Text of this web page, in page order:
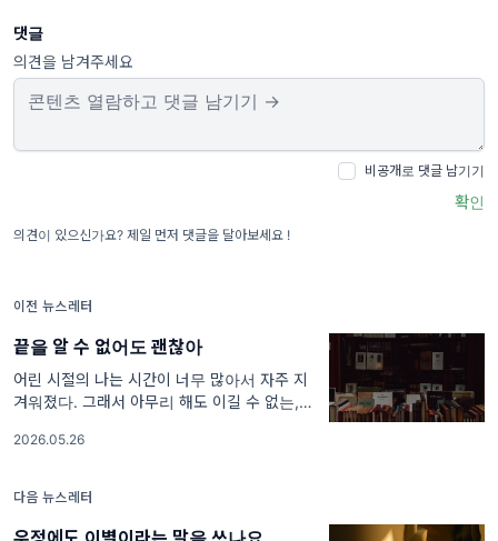
댓글
의견을 남겨주세요
비공개로 댓글 남기기
확인
의견이 있으신가요? 제일 먼저 댓글을 달아보세요 !
이전 뉴스레터
끝을 알 수 없어도 괜찮아
어린 시절의 나는 시간이 너무 많아서 자주 지
겨워졌다. 그래서 아무리 해도 이길 수 없는, 내
했다. 끝을 생각하면 금세 아득해져서 뭘
2026.05.26
다음 뉴스레터